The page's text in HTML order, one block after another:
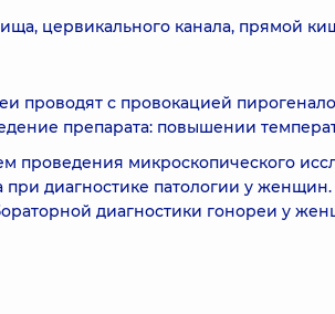
цервикального канала, прямой
проводят с провокацией
препарата: повышении
проведения микроскопического
при диагностике патологии у
диагностики гонореи у